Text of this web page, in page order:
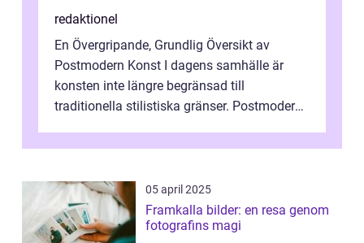
redaktionel
En Övergripande, Grundlig Översikt av
Postmodern Konst I dagens samhälle är
konsten inte längre begränsad till
traditionella stilistiska gränser. Postmodern
05 april 2025
Framkalla bilder: en resa genom
fotografins magi